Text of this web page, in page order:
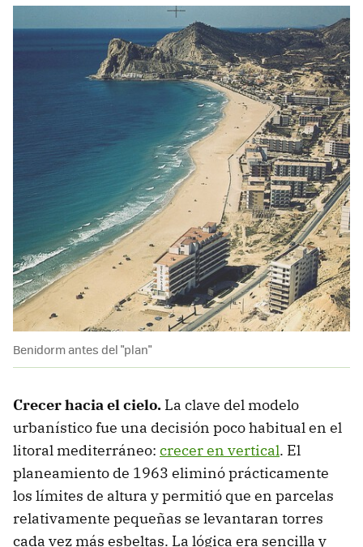
Benidorm antes del "plan"
Crecer hacia el cielo. La clave del modelo
urbanístico fue una decisión poco habitual en el
litoral mediterráneo: crecer en vertical. El
planeamiento de 1963 eliminó prácticamente
los límites de altura y permitió que en parcelas
relativamente pequeñas se levantaran torres
cada vez más esbeltas. La lógica era sencilla y